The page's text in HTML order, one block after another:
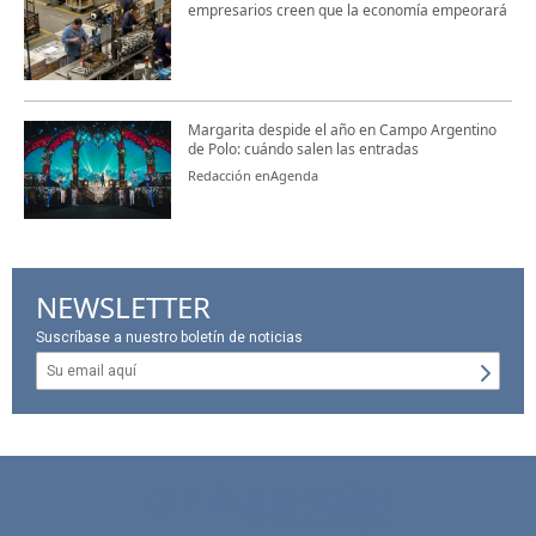
empresarios creen que la economía empeorará
Margarita despide el año en Campo Argentino
de Polo: cuándo salen las entradas
Redacción enAgenda
NEWSLETTER
Suscríbase a nuestro boletín de noticias